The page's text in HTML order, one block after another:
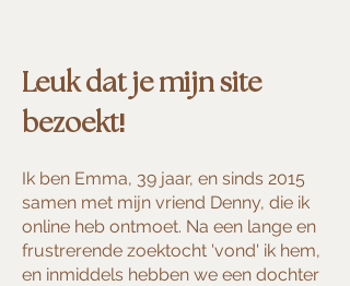
Leuk dat je mijn site
bezoekt!
Ik ben Emma, 39 jaar, en sinds 2015
samen met mijn vriend Denny, die ik
online heb ontmoet. Na een lange en
frustrerende zoektocht 'vond' ik hem,
en inmiddels hebben we een dochter